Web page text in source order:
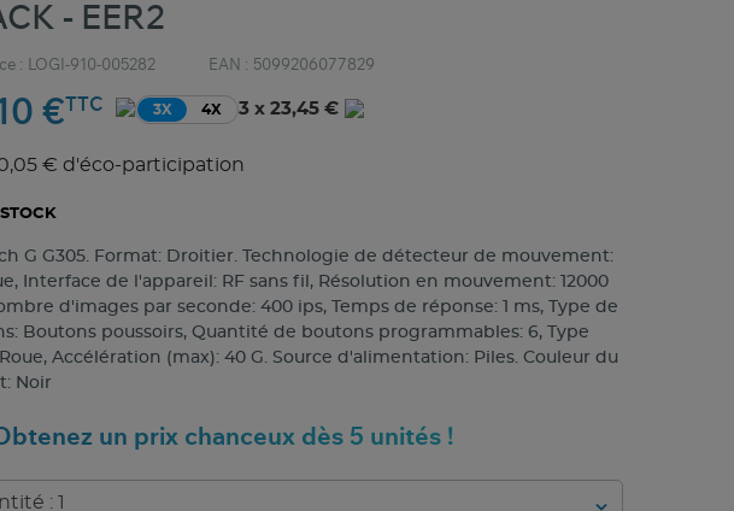
- EER2
: LOGI-910-005282 EAN : 5099206077829
€TTC 3X 4X 3 x 23,45 €
€ d'éco-participation
G G305. Format: Droitier. Technologie de détecteur de mouvement:
Interface de l'appareil: RF sans fil, Résolution en mouvement: 12000
d'images par seconde: 400 ips, Temps de réponse: 1 ms, Type de
Boutons poussoirs, Quantité de boutons programmables: 6, Type
Accélération (max): 40 G. Source d'alimentation: Piles. Couleur du
Noir
un prix chanceux dès 5 unités !